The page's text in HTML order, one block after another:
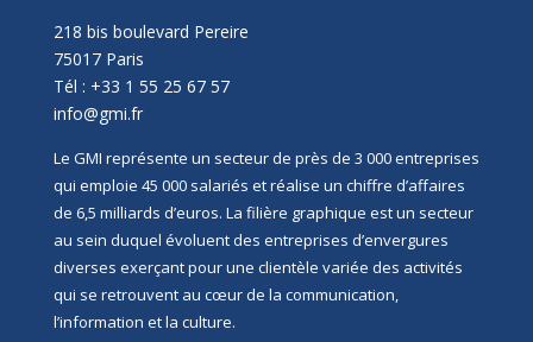
218 bis boulevard Pereire
75017 Paris
Tél : +33 1 55 25 67 57
info@gmi.fr
Le GMI représente un secteur de près de 3 000 entreprises
qui emploie 45 000 salariés et réalise un chiffre d’affaires
de 6,5 milliards d’euros. La filière graphique est un secteur
au sein duquel évoluent des entreprises d’envergures
diverses exerçant pour une clientèle variée des activités
qui se retrouvent au cœur de la communication,
l’information et la culture.